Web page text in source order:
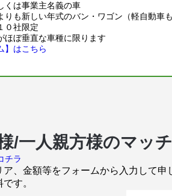
くは事業主名義の車
も新しい年式のバン・ワゴン（軽自動車
０社限定
ほぼ垂直な車種に限ります
】はこちら
/一人親方様のマッ
チラ
ア、金額等をフォームから入力して
す。